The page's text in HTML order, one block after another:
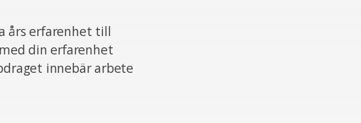
års erfarenhet till
din erfarenhet
innebär arbete